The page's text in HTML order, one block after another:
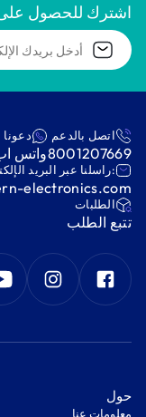
اشترك للحصول
اتصل بالدعم
8001207669واتس
:راسلنا عبر البريد
electronics.com
‫الطلبات‬
‫تتبع الطلب‬
‫حول‬
معلومات عنا